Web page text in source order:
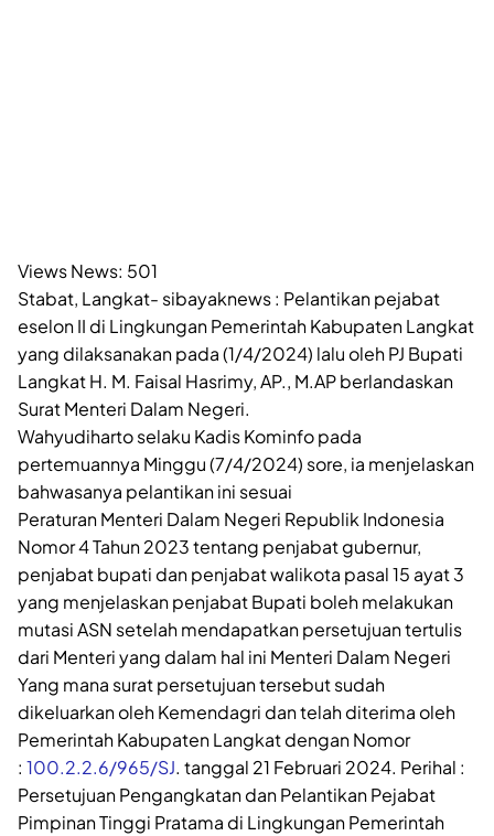
Views News: 501
Stabat, Langkat- sibayaknews : Pelantikan pejabat
eselon II di Lingkungan Pemerintah Kabupaten Langkat
yang dilaksanakan pada (1/4/2024) lalu oleh PJ Bupati
Langkat H. M. Faisal Hasrimy, AP., M.AP berlandaskan
Surat Menteri Dalam Negeri.
Wahyudiharto selaku Kadis Kominfo pada
pertemuannya Minggu (7/4/2024) sore, ia menjelaskan
bahwasanya pelantikan ini sesuai
Peraturan Menteri Dalam Negeri Republik Indonesia
Nomor 4 Tahun 2023 tentang penjabat gubernur,
penjabat bupati dan penjabat walikota pasal 15 ayat 3
yang menjelaskan penjabat Bupati boleh melakukan
mutasi ASN setelah mendapatkan persetujuan tertulis
dari Menteri yang dalam hal ini Menteri Dalam Negeri
Yang mana surat persetujuan tersebut sudah
dikeluarkan oleh Kemendagri dan telah diterima oleh
Pemerintah Kabupaten Langkat dengan Nomor
: 100.2.2.6/965/SJ. tanggal 21 Februari 2024. Perihal :
Persetujuan Pengangkatan dan Pelantikan Pejabat
Pimpinan Tinggi Pratama di Lingkungan Pemerintah